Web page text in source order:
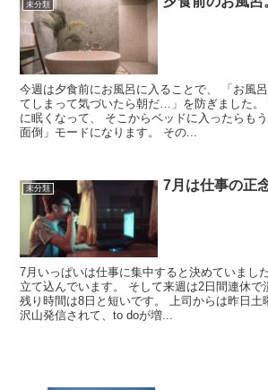
未分類
今週は夕食前にお風呂に入ることで、 「お風
てしまって気づいたら朝だ…」を防ぎました。
に眠くなって、 そこからベッドに入ったらも
面倒」モードになります。 その...
未分類 7月は仕事の正
7月いっぱいは仕事に集中すると決めていまし
立て込んでいます。 そして来週は2日間連休で
残り時間は8日と短いです。 上司からは昨日土
沢山発信されて、to doが増...